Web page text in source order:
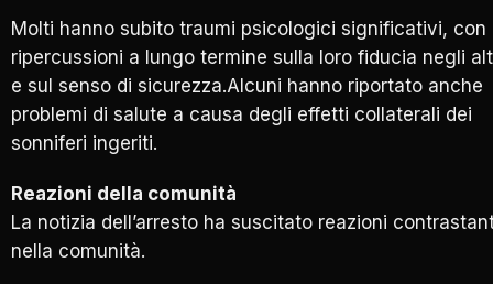
Molti hanno subito traumi psicologici significativi, con
ripercussioni a lungo termine sulla loro fiducia negli
e sul senso di sicurezza.Alcuni hanno riportato anche
problemi di salute a causa degli effetti collaterali dei
sonniferi ingeriti.
Reazioni della comunità
La notizia dell’arresto ha suscitato reazioni
nella comunità.